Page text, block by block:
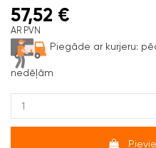
57,52 €
AR PVN
Piegāde ar kurjeru:
nedēļām